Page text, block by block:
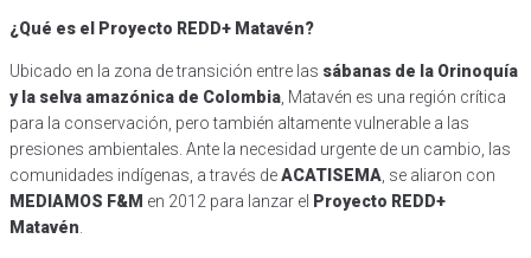
¿Qué es el Proyecto REDD+ Matavén?
Ubicado en la zona de transición entre las sábanas de la Orinoquía
y la selva amazónica de Colombia , Matavén es una región crítica
para la conservación, pero también altamente vulnerable a las
presiones ambientales. Ante la necesidad urgente de un cambio, las
comunidades indígenas, a través deACATISEMA , se aliaron con
MEDIAMOS F&M en 2012 para lanzar el Proyecto REDD+
Matavén